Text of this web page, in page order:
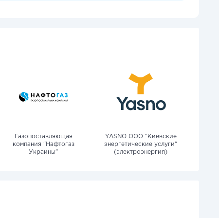
Газопоставляющая
компания "Нафтогаз
Украины"
YASNO OOO "Киевские
энергетические услуги"
(электроэнергия)